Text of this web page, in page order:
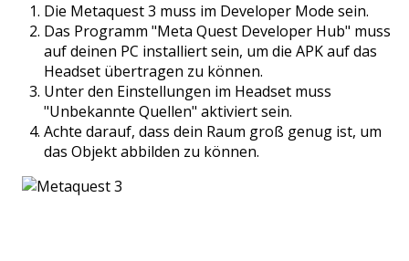
Die Metaquest 3 muss im Developer Mode sein.
Das Programm "Meta Quest Developer Hub" muss
auf deinen PC installiert sein, um die APK auf das
Headset übertragen zu können.
Unter den Einstellungen im Headset muss
"Unbekannte Quellen" aktiviert sein.
Achte darauf, dass dein Raum groß genug ist, um
das Objekt abbilden zu können.